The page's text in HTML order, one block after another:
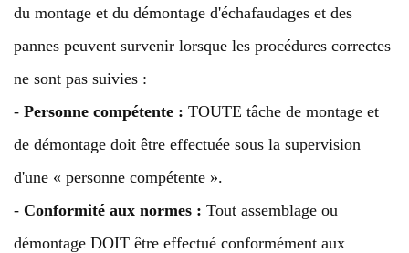
du montage et du démontage d'échafaudages et des
pannes peuvent survenir lorsque les procédures correctes
ne sont pas suivies :
- Personne compétente : TOUTE tâche de montage et
de démontage doit être effectuée sous la supervision
d'une « personne compétente ».
- Conformité aux normes : Tout assemblage ou
démontage DOIT être effectué conformément aux